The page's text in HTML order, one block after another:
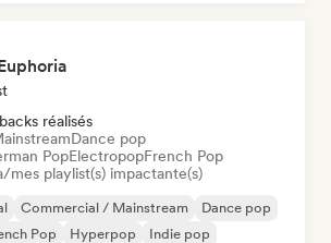
réalisés
Dance pop
PopElectropopFrench Pop
mes playlist(s) impactante(s)
Commercial / Mainstream
Dance pop
Pop Hyperpop
Indie pop